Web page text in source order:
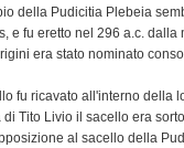
della Pudicitia Plebeia
e fu eretto nel 296 a.c.
era stato nominato
fu ricavato all'interno della
di Tito Livio il sacello era
al sacello della